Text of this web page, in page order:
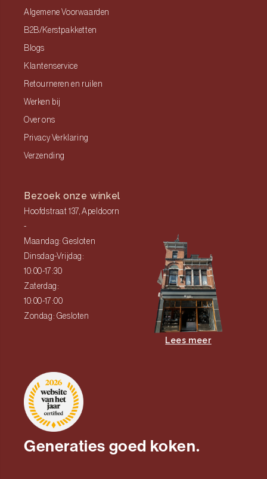
Algemene Voorwaarden
B2B/Kerstpakketten
Blogs
Klantenservice
Retourneren en ruilen
Werken bij
Over ons
Privacy Verklaring
Verzending
Bezoek onze winkel
Hoofdstraat 137, Apeldoorn
-
Maandag: Gesloten
Dinsdag-Vrijdag:
10:00-17:30
Zaterdag:
10:00-17:00
Zondag: Gesloten
Lees meer
Generaties goed koken.